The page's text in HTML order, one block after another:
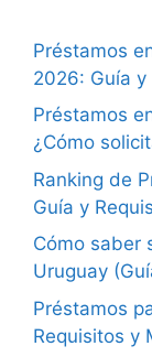
Préstamos
2026: Guía y
Préstamos
¿Cómo
Ranking de
Guía y
Cómo saber
Uruguay
Préstamos
Requisitos y